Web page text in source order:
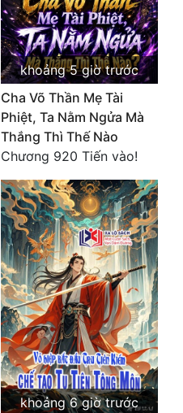
khoảng 5 giờ trước
Cha Võ Thần Mẹ Tài
Phiệt, Ta Nằm Ngửa Mà
Thắng Thì Thế Nào
Chương 920 Tiến vào!
khoảng 6 giờ trước